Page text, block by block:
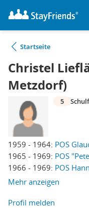
Startseite
Christel
Metzdorf)
1959 - 1964: POS
1965 - 1969: POS
1966 - 1969: POS
Mehr anzeigen
5
Profil melden